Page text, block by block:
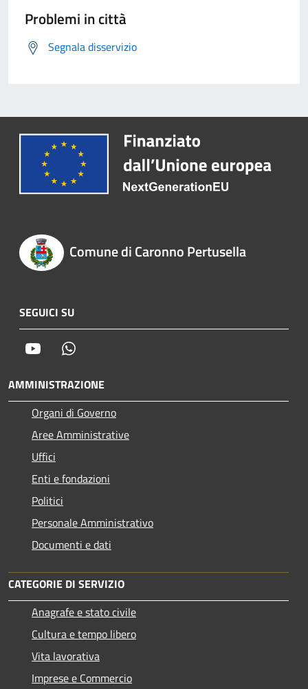
Problemi in città
Segnala disservizio
Comune di Caronno Pertusella
SEGUICI SU
Youtube
AMMINISTRAZIONE
Organi di Governo
Aree Amministrative
Uffici
Enti e fondazioni
Politici
Personale Amministrativo
Documenti e dati
CATEGORIE DI SERVIZIO
Anagrafe e stato civile
Cultura e tempo libero
Vita lavorativa
Imprese e Commercio